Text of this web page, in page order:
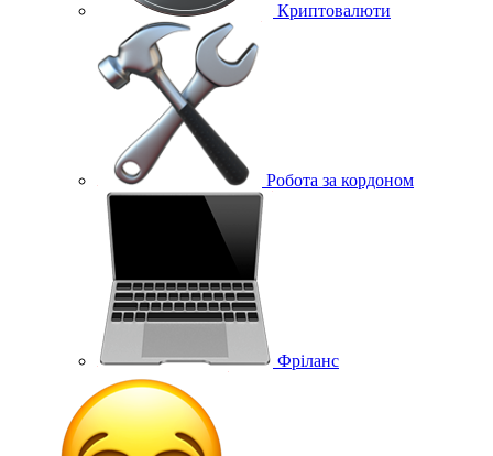
Криптовалюти
Робота за кордоном
Фріланс